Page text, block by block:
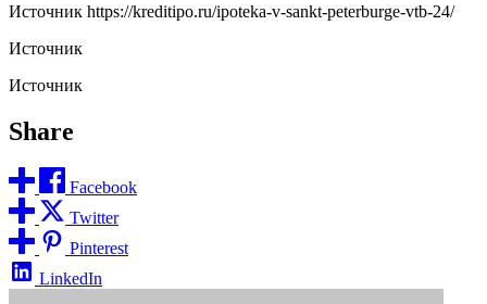
Источник https://kreditipo.ru/ipoteka-v-sankt-peterburge-vtb-24/
Источник
Источник
Share
Facebook
Twitter
Pinterest
LinkedIn